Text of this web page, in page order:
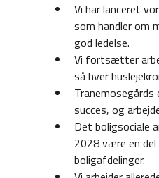
Vi har lanceret
som handler om
god ledelse.
Vi fortsætter
så hver
succes, og
Det boligsociale
2028 være en del
boligafdelinger.